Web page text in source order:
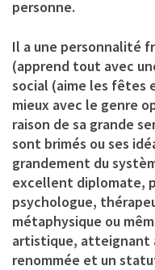
personne.
Il a une personnalité
(apprend tout avec
social (aime les fêtes
mieux avec le genre
raison de sa grande
sont brimés ou ses
grandement du
excellent diplomate,
psychologue,
métaphysique ou
artistique, atteignant
renommée et un